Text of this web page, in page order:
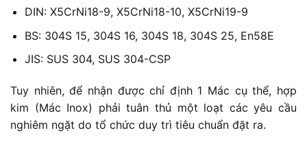
DIN: X5CrNi18-9, X5CrNi18-10, X5CrNi19-9
BS: 304S 15, 304S 16, 304S 18, 304S 25, En58E
JIS: SUS 304, SUS 304-CSP
Tuy nhiên, để nhận được chỉ định 1 Mác cụ thể, hợp
kim (Mác Inox) phải tuân thủ một loạt các yêu cầu
nghiêm ngặt do tổ chức duy trì tiêu chuẩn đặt ra.